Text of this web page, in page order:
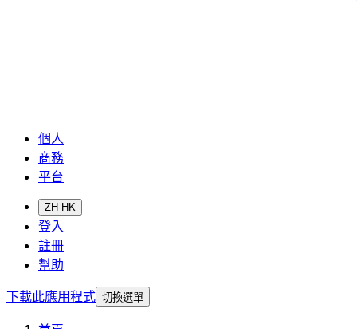
個人
商務
平台
ZH-HK
登入
註冊
幫助
下載此應用程式 切換選單